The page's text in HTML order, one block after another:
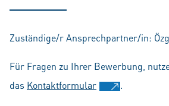
Zuständige/r Ansprechpartner/in:
Für Fragen zu Ihrer Bewerbung,
das Kontaktformular .